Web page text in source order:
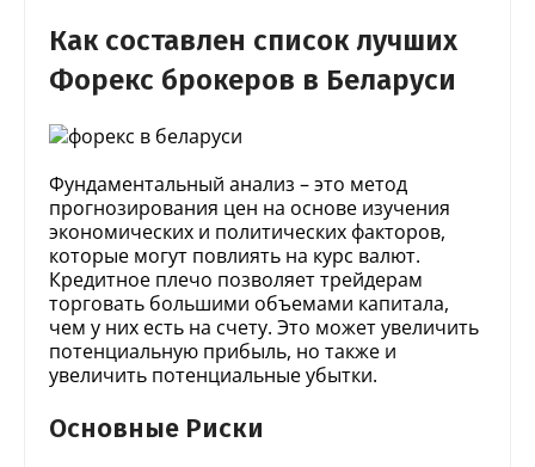
Как составлен список лучших
Форекс брокеров в Беларуси
Фундаментальный анализ – это метод
прогнозирования цен на основе изучения
экономических и политических факторов,
которые могут повлиять на курс валют.
Кредитное плечо позволяет трейдерам
торговать большими объемами капитала,
чем у них есть на счету. Это может увеличить
потенциальную прибыль, но также и
увеличить потенциальные убытки.
Основные Риски